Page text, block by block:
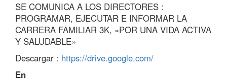
SE COMUNICA A LOS DIRECTORES :
PROGRAMAR, EJECUTAR E INFORMAR LA
CARRERA FAMILIAR 3K, «POR UNA VIDA ACTIVA
Y SALUDABLE»
Descargar : https://drive.google.com/
En